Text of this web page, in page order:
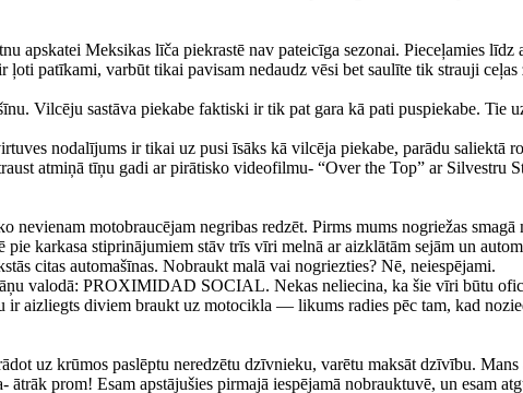
apskatei Meksikas līča piekrastē nav pateicīga sezonai. Pieceļamies līdz
patīkami, varbūt tikai pavisam nedaudz vēsi bet saulīte tik strauji
Vilcēju sastāva piekabe faktiski ir tik pat gara kā pati puspiekabe. Tie
nodalījums ir tikai uz pusi īsāks kā vilcēja piekabe, parādu saliektā
atmiņā tīņu gadi ar pirātisko videofilmu- “Over the Top” ar Silvestru
nevienam motobraucējam negribas redzēt. Pirms mums nogriežas
pie karkasa stiprinājumiem stāv trīs vīri melnā ar aizklātām sejām un
citas automašīnas. Nobraukt malā vai nogriezties? Nē, neiespējami.
valodā: PROXIMIDAD SOCIAL. Nekas neliecina, ka šie vīri būtu
aizliegts diviem braukt uz motocikla — likums radies pēc tam, kad
uz krūmos paslēptu neredzētu dzīvnieku, varētu maksāt dzīvību.
prom! Esam apstājušies pirmajā iespējamā nobrauktuvē, un esam